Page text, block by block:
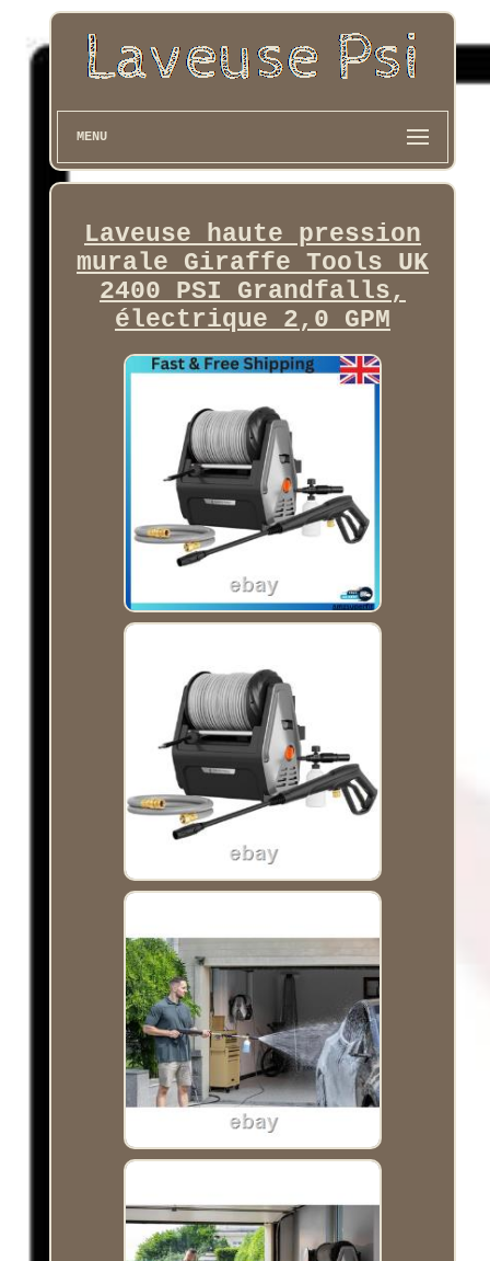
MENU
Laveuse haute pression
murale Giraffe Tools UK
2400 PSI Grandfalls,
électrique 2,0 GPM